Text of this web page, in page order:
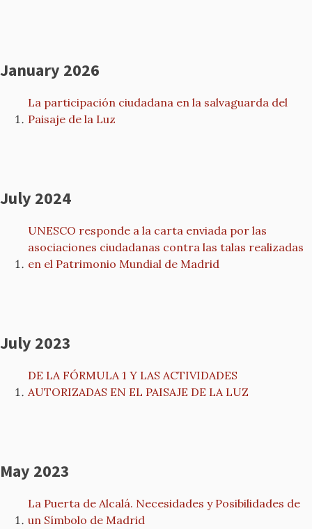
January 2026
La participación ciudadana en la salvaguarda del
Paisaje de la Luz
July 2024
UNESCO responde a la carta enviada por las
asociaciones ciudadanas contra las talas realizadas
en el Patrimonio Mundial de Madrid
July 2023
DE LA FÓRMULA 1 Y LAS ACTIVIDADES
AUTORIZADAS EN EL PAISAJE DE LA LUZ
May 2023
La Puerta de Alcalá. Necesidades y Posibilidades de
un Símbolo de Madrid